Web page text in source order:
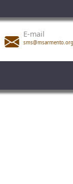
E-mail
sms@msarmento.org